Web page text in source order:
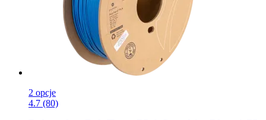
2 opcje
4.7 (80)